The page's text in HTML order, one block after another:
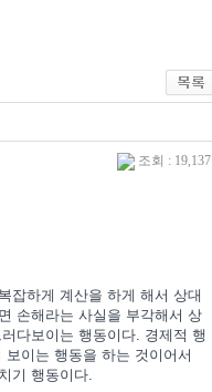
조회 : 19,137
잡하게 계산을 하게 해서 상대
손해라는 사실을 부각해서 상
다보이는 행동이다. 경제적 행
이는 행동을 하는 것이어서
기 행동이다.